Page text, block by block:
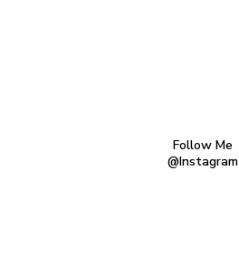
Follow Me
@Instagram